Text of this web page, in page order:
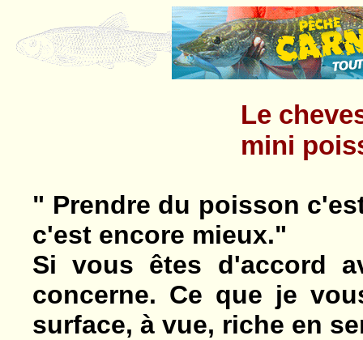
Le
mini
" Prendre du poisson
c'est encore mieux."
Si vous êtes d'accord
concerne. Ce que je
surface, à vue, riche en